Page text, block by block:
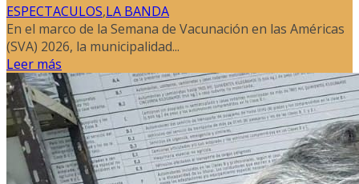
ESPECTACULOS,LA BANDA
En el marco de la Semana de Vacunación en las Américas
(SVA) 2026, la municipalidad...
Leer más